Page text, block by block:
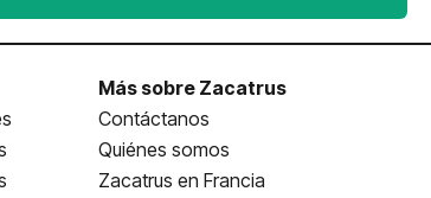
Más sobre Zacatrus
Contáctanos
Quiénes somos
Zacatrus en Francia